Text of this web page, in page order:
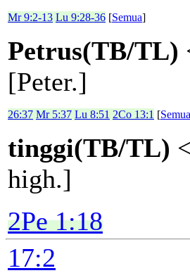
Mr 9:2-13 Lu 9:28-36 [Semua]
Petrus(TB/TL)
[Peter.]
26:37 Mr 5:37 Lu 8:51 2Co 13:1 [Semua
tinggi(TB/TL)
high.]
2Pe 1:18
17:2